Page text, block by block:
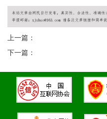
上一篇：
下一篇：